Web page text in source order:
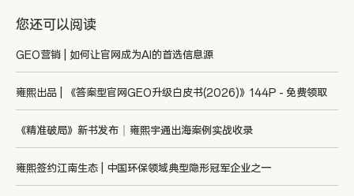
您还可以阅读
GEO营销 | 如何让官网成为AI的首选信息源
雍熙出品 | 《答案型官网GEO升级白皮书(2026)》144P - 免费领取
《精准破局》新书发布｜雍熙宇通出海案例实战收录
雍熙签约江南生态 | 中国环保领域典型隐形冠军企业之一